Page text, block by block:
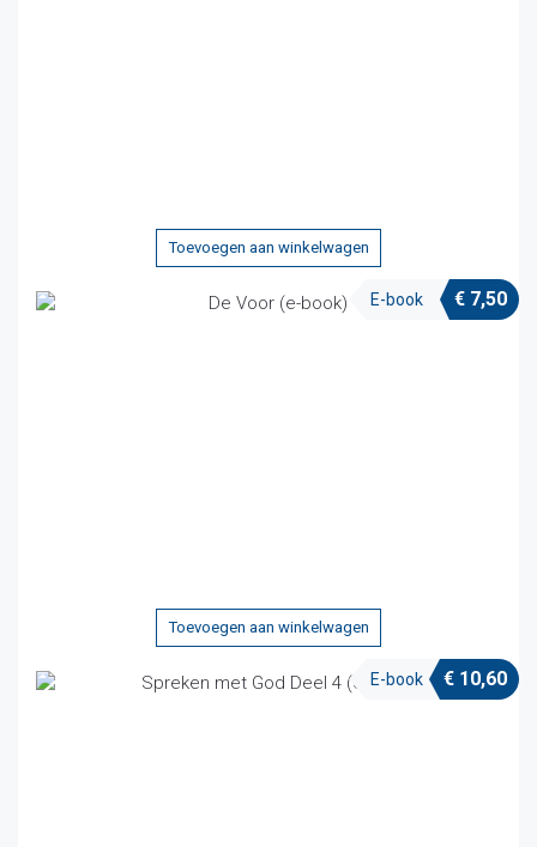
Toevoegen aan winkelwagen
E-book € 7,50
Toevoegen aan winkelwagen
E-book € 10,60